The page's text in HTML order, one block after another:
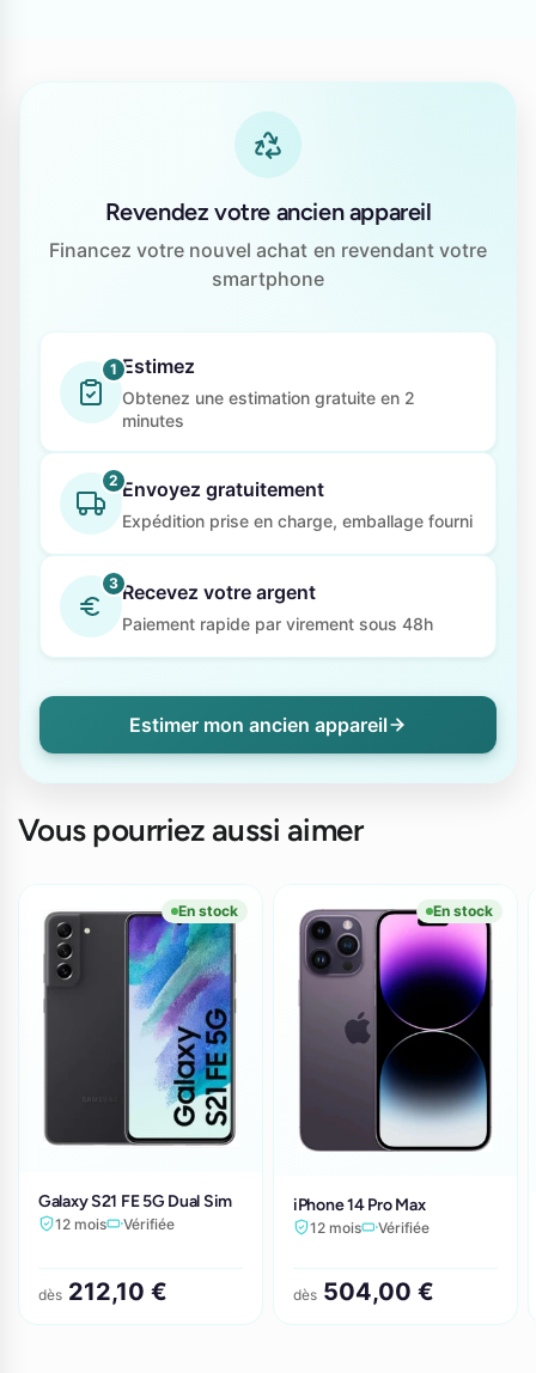
Revendez votre ancien appareil
Financez votre nouvel achat en revendant votre
smartphone
1 Estimez
Obtenez une estimation gratuite en 2
minutes
2 Envoyez gratuitement
Expédition prise en charge, emballage fourni
3 Recevez votre argent
Paiement rapide par virement sous 48h
Estimer mon ancien appareil
Vous pourriez aussi aimer
En stock
Galaxy S21 FE 5G Dual Sim
12 mois Vérifiée
dès 212,10 €
En stock
iPhone 14 Pro Max
12 mois Vérifiée
dès 504,00 €